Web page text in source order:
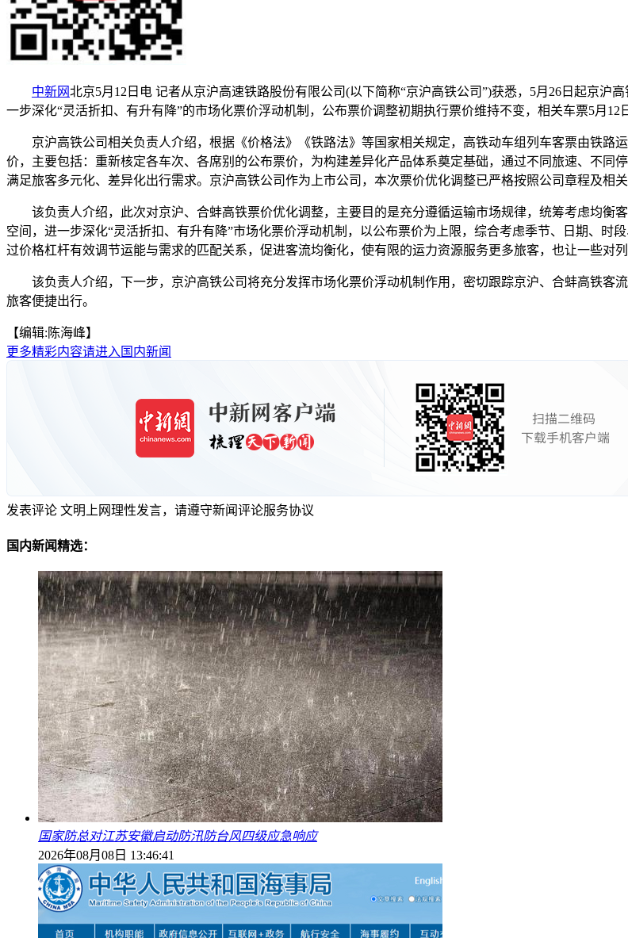
中新网北京5月12日电 记者从京沪高速铁路股份有限公司(以下简称“京沪高铁公司”)获悉，5月26日起京
一步深化“灵活折扣、有升有降”的市场化票价浮动机制，公布票价调整初期执行票价维持不变，相关车票5月12
京沪高铁公司相关负责人介绍，根据《价格法》《铁路法》等国家相关规定，高铁动车组列车客票由铁路
价，主要包括：重新核定各车次、各席别的公布票价，为构建差异化产品体系奠定基础，通过不同旅速、不同
满足旅客多元化、差异化出行需求。京沪高铁公司作为上市公司，本次票价优化调整已严格按照公司章程及相
该负责人介绍，此次对京沪、合蚌高铁票价优化调整，主要目的是充分遵循运输市场规律，统筹考虑均衡
空间，进一步深化“灵活折扣、有升有降”市场化票价浮动机制，以公布票价为上限，综合考虑季节、日期、时
过价格杠杆有效调节运能与需求的匹配关系，促进客流均衡化，使有限的运力资源服务更多旅客，也让一些对
该负责人介绍，下一步，京沪高铁公司将充分发挥市场化票价浮动机制作用，密切跟踪京沪、合蚌高铁客
旅客便捷出行。
【编辑:陈海峰】
更多精彩内容请进入国内新闻
发表评论 文明上网理性发言，请遵守新闻评论服务协议
国内新闻精选：
国家防总对江苏安徽启动防汛防台风四级应急响应
2026年08月08日 13:46:41